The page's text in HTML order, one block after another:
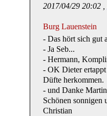
2017/04/29 20:02 ,
Burg Lauenstein
- Das hört sich gut
- Ja Seb...
- Hermann,
- OK Dieter
Düfte herkommen.
- und Danke
Schönen sonnigen
Christian